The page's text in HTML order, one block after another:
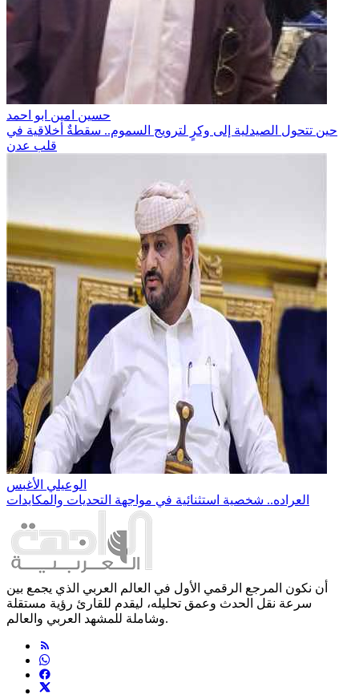
حسين امين ابو احمد
حين تتحول الصيدلية إلى وكرٍ لترويج السموم.. سقطةٌ أخلاقية في
قلب عدن
الوعيلي الأغبس
العراده.. شخصية استثنائية في مواجهة التحديات والمكايدات
أن نكون المرجع الرقمي الأول في العالم العربي الذي يجمع بين
سرعة نقل الحدث وعمق تحليله، ليقدم للقارئ رؤية مستقلة
وشاملة للمشهد العربي والعالم.